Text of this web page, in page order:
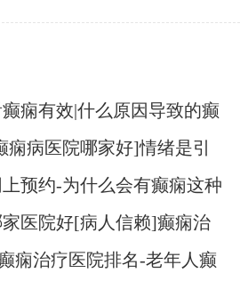
痫有效|什么原因导致的癫
病医院哪家好]情绪是引
预约-为什么会有癫痫这种
医院好[病人信赖]癫痫治
什么？
痫治疗医院排名-老年人癫